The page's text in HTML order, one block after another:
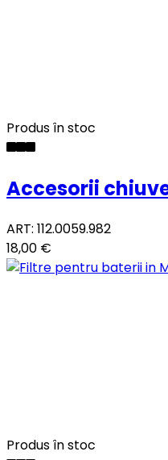
Produs în stoc
Accesorii
ART: 112.0059.982
18,00 €
Produs în stoc